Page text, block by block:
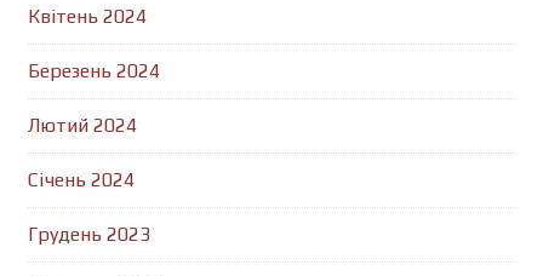
Квітень 2024
Березень 2024
Лютий 2024
Січень 2024
Грудень 2023